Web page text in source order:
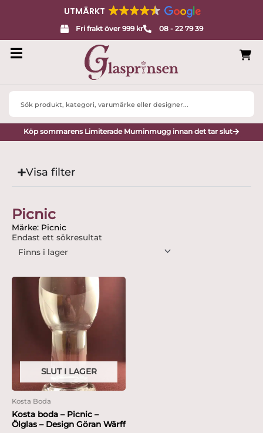
UTMÄRKT
Fri frakt över 999 kr 08 - 22 79 39
Search
Köp sommarens Limiterade Muminmugg innan det tar slut
Visa filter
Picnic
Märke: Picnic
Endast ett sökresultat
SLUT I LAGER
Kosta Boda
Kosta boda – Picnic –
Ölglas – Design Göran Wärff